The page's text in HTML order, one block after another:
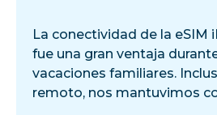
La conectividad de la eSIM
fue una gran ventaja
vacaciones familiares.
remoto, nos mantuvimos